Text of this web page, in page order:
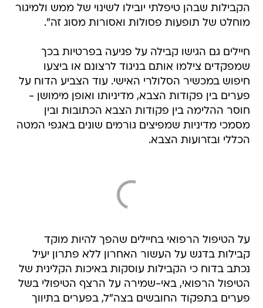
הקבילות שבהן טיפלתי יובילו לשינוי של ממש ולמיגור
מוחלט של תופעות פסולות ואסורות מסוג זה".
חיילים גם הגישו קבילה על פגיעה בפרטיות בכך
שמפקדים צילמו אותם בניגוד לרצונם או ביצעו
חיפוש במכשיר הסלולרי האישי. עוד הצביע הדוח על
פערים בין פקודות הצבא, מדיניותו ואופן מימושן -
חוסר ההלימה בין פקודות הצבא הכתובות ובין
מסמכי מדיניות שמפיצים גורמים שונים באגפי המטה
הכללי ובזרועות הצבא.
על הטיפול הרפואי בחיילים שהפך להיות מוקד
קבילות בדגש על העשור האחרון ללא פתרון יעיל
נכתב בדוח כי הקבילות עוסקות באיכות הקלינית של
הטיפול הרפואי, באי-שמירה על הרצף הטיפולי בשל
פערים בתפקוד החובשים בצה"ל, בפערים בתיווך